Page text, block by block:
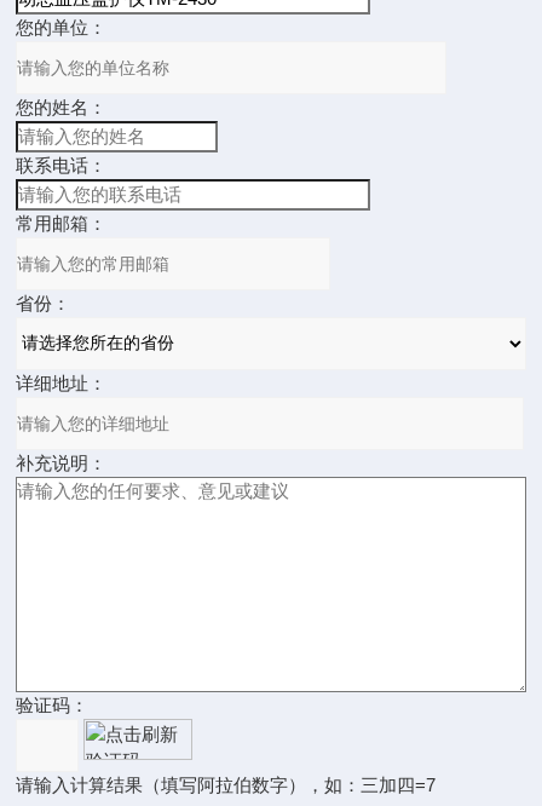
您的单位：
您的姓名：
联系电话：
常用邮箱：
省份：
详细地址：
补充说明：
验证码：
请输入计算结果（填写阿拉伯数字），如：三加四=7